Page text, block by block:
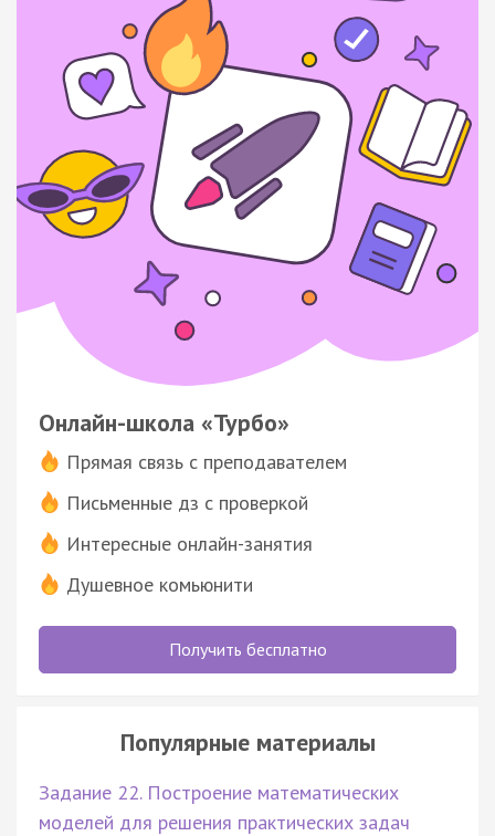
Онлайн-школа «Турбо»
Прямая связь с преподавателем
Письменные дз с проверкой
Интересные онлайн-занятия
Душевное комьюнити
Получить бесплатно
Популярные материалы
Задание 22. Построение математических
моделей для решения практических задач